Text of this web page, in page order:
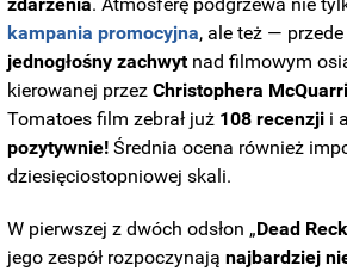
kampania promocyjna, ale też —
jednogłośny zachwytnad filmowym
kierowanej przezChristophera
Tomatoes film zebrał już 108 recenzji i
pozytywnie! Średnia ocena również
dziesięciostopniowej skali.
W pierwszej z dwóch odsłon „Dead
jego zespół rozpoczynająnajbardziej